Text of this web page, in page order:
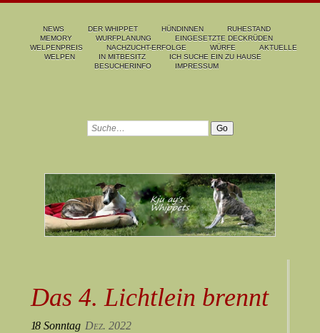
NEWS DER WHIPPET HÜNDINNEN
RUHESTAND
MEMORY
WURFPLANUNG
EINGESETZTE DECKRÜDEN
WELPENPREIS
NACHZUCHT-ERFOLGE WÜRFE
AKTUELLE
WELPEN
IN MITBESITZ
ICH SUCHE EIN ZU HAUSE
BESUCHERINFO
IMPRESSUM
Das 4. Lichtlein brennt
18 Sonntag Dez. 2022